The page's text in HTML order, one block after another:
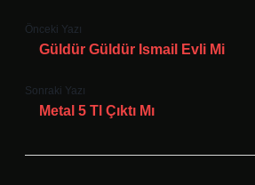
Önceki Yazı
Güldür Güldür Ismail Evli Mi
Sonraki Yazı
Metal 5 Tl Çıktı Mı